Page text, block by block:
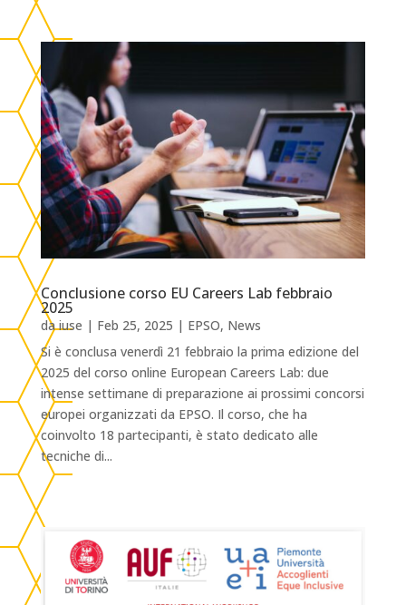
Conclusione corso EU Careers Lab febbraio
2025
daiuse | Feb 25, 2025 | EPSO, News
Si è conclusa venerdì 21 febbraio la prima edizione del
2025 del corso online European Careers Lab: due
intense settimane di preparazione ai prossimi concorsi
europei organizzati da EPSO. Il corso, che ha
coinvolto 18 partecipanti, è stato dedicato alle
tecniche di...